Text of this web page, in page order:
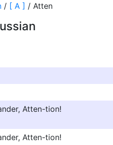
/ [ A ] / Atten
Atten-tion!
Atten-tion!